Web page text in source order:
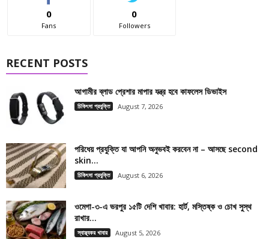
0
Fans
0
Followers
RECENT POSTS
আগামীর ব্লাড প্রেশার মাপার যন্ত্র হবে কাফলেস ডিভাইস
চিকিৎসা প্রযুক্তি August 7, 2026
পরিধেয় প্রযুক্তি যা আপনি অনুভবই করবেন না – আসছে second
skin...
চিকিৎসা প্রযুক্তি August 6, 2026
ওমেগা-৩-এ ভরপুর ১৫টি দেশি খাবার: হার্ট, মস্তিষ্ক ও চোখ সুস্থ
রাখার...
স্বাস্থ্যকর খাবার August 5, 2026